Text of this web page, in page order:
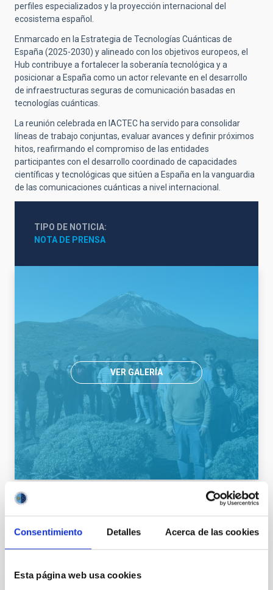
Consentimiento Detalles Acerca de las cookies
Esta página web usa cookies
perfiles especializados y la proyección internacional del
ecosistema español.
Enmarcado en la Estrategia de Tecnologías Cuánticas de
España (2025-2030) y alineado con los objetivos europeos, el
Hub contribuye a fortalecer la soberanía tecnológica y a
posicionar a España como un actor relevante en el desarrollo
de infraestructuras seguras de comunicación basadas en
tecnologías cuánticas.
La reunión celebrada en IACTEC ha servido para consolidar
líneas de trabajo conjuntas, evaluar avances y definir próximos
hitos, reafirmando el compromiso de las entidades
participantes con el desarrollo coordinado de capacidades
científicas y tecnológicas que sitúen a España en la vanguardia
de las comunicaciones cuánticas a nivel internacional.
TIPO DE NOTICIA
NOTA DE PRENSA
VER GALERÍA
Divulgación
Otras noticias relacionadas